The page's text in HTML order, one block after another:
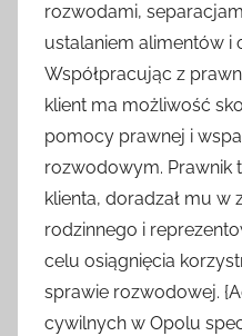
rozwodami,
ustalaniem alimentów i
Współpracując z
klient ma możliwość
pomocy prawnej i
rozwodowym. Prawnik
klienta, doradzał mu w
rodzinnego i
celu osiągnięcia
sprawie rozwodowej.
cywilnych w Opolu